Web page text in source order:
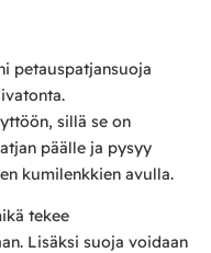
petauspatjansuoja
sillä se on
päälle ja pysyy
kumilenkkien avulla.
tekee
Lisäksi suoja voidaan